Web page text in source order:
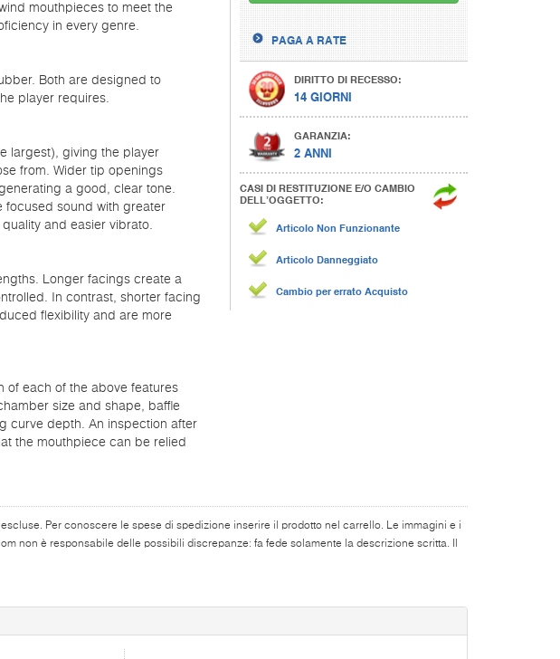
mouthpieces to meet the
in every genre.
Both are designed to
player requires.
largest), giving the player
from. Wider tip openings
a good, clear tone.
focused sound with greater
and easier vibrato.
Longer facings create a
In contrast, shorter facing
flexibility and are more
of each of the above features
size and shape, baffle
curve depth. An inspection after
the mouthpiece can be relied
PAGA A RATE
DIRITTO DI RECESSO:
14 GIORNI
GARANZIA:
2 ANNI
CASI DI RESTITUZIONE E/O CAMBIO
DELL’OGGETTO:
Articolo Non Funzionante
Articolo Danneggiato
Cambio per errato Acquisto
Per conoscere le spese di spedizione inserire il prodotto nel carrello. Le immagini e i
non è responsabile delle possibili discrepanze: fa fede solamente la descrizione scritta. Il